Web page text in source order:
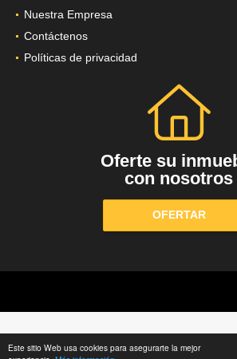
Este sitio Web usa cookies para asegurarte la mejor
Nuestra Empresa
Contáctenos
Políticas de privacidad
Oferte su
con nosotros
OFERTAR